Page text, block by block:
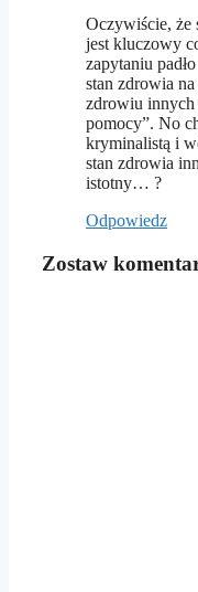
Oczywiście, że
jest kluczowy
zapytaniu
stan zdrowia
zdrowiu innych
pomocy”. No
kryminalistą i
stan zdrowia
istotny… ?
Odpowiedz
Zostaw